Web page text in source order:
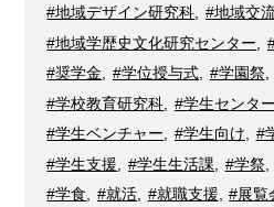
#地域デザイン研究科
#地域交
#地域学歴史文化研究センター
#奨学金
#学位授与式, #学園祭,
#学校教育研究科
#学生センター
#学生ベンチャー
#学生向け #
#学生支援
#学生生活課 #学祭,
#学食, #就活, #就職支援, #展覧